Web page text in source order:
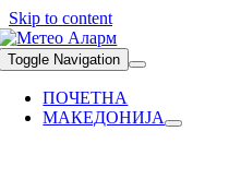
Skip to content
Toggle Navigation
ПОЧЕТНА
МАКЕДОНИЈА